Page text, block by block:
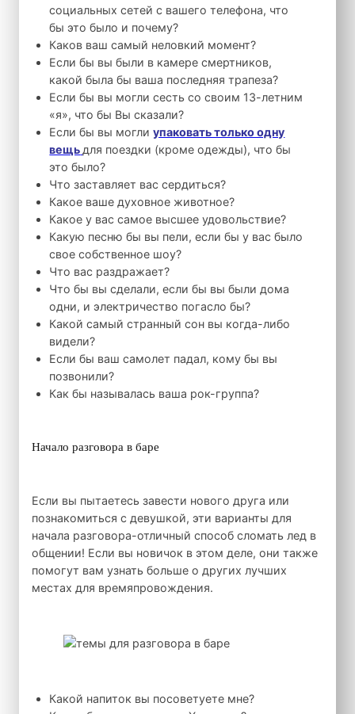
социальных сетей с вашего телефона, что
бы это было и почему?
Каков ваш самый неловкий момент?
Если бы вы были в камере смертников,
какой была бы ваша последняя трапеза?
Если бы вы могли сесть со своим 13-летним
«я», что бы Вы сказали?
Если бы вы моглиупаковать только одну
вещь для поездки (кроме одежды), что бы
это было?
Что заставляет вас сердиться?
Какое ваше духовное животное?
Какое у вас самое высшее удовольствие?
Какую песню бы вы пели, если бы у вас было
свое собственное шоу?
Что вас раздражает?
Что бы вы сделали, если бы вы были дома
одни, и электричество погасло бы?
Какой самый странный сон вы когда-либо
видели?
Если бы ваш самолет падал, кому бы вы
позвонили?
Как бы называлась ваша рок-группа?
Начало разговора в баре
Если вы пытаетесь завести нового друга или
познакомиться с девушкой, эти варианты для
начала разговора-отличный способ сломать лед в
общении! Если вы новичок в этом деле, они также
помогут вам узнать больше о других лучших
местах для времяпровождения.
Какой напиток вы посоветуете мне?